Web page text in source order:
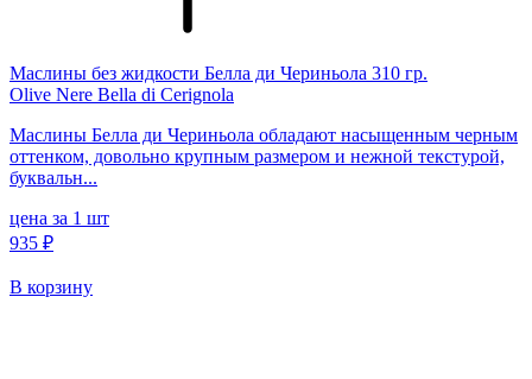
Маслины без жидкости Белла ди Чериньола 310 гр.
Olive Nere Bella di Cerignola
Маслины Белла ди Чериньола обладают насыщенным черным
оттенком, довольно крупным размером и нежной текстурой,
буквальн...
цена за 1 шт
935 ₽
В корзину